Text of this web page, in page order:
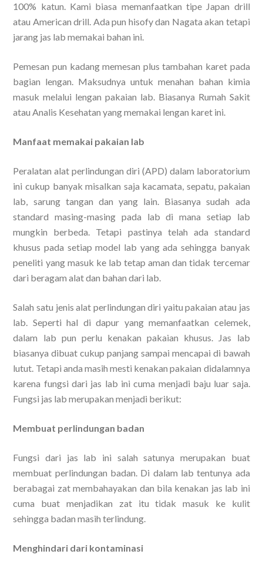
100% katun. Kami biasa memanfaatkan tipe Japan drill
atau American drill. Ada pun hisofy dan Nagata akan tetapi
jarang jas lab memakai bahan ini.
Pemesan pun kadang memesan plus tambahan karet pada
bagian lengan. Maksudnya untuk menahan bahan kimia
masuk melalui lengan pakaian lab. Biasanya Rumah Sakit
atau Analis Kesehatan yang memakai lengan karet ini.
Manfaat memakai pakaian lab
Peralatan alat perlindungan diri (APD) dalam laboratorium
ini cukup banyak misalkan saja kacamata, sepatu, pakaian
lab, sarung tangan dan yang lain. Biasanya sudah ada
standard masing-masing pada lab di mana setiap lab
mungkin berbeda. Tetapi pastinya telah ada standard
khusus pada setiap model lab yang ada sehingga banyak
peneliti yang masuk ke lab tetap aman dan tidak tercemar
dari beragam alat dan bahan dari lab.
Salah satu jenis alat perlindungan diri yaitu pakaian atau jas
lab. Seperti hal di dapur yang memanfaatkan celemek,
dalam lab pun perlu kenakan pakaian khusus. Jas lab
biasanya dibuat cukup panjang sampai mencapai di bawah
lutut. Tetapi anda masih mesti kenakan pakaian didalamnya
karena fungsi dari jas lab ini cuma menjadi baju luar saja.
Fungsi jas lab merupakan menjadi berikut:
Membuat perlindungan badan
Fungsi dari jas lab ini salah satunya merupakan buat
membuat perlindungan badan. Di dalam lab tentunya ada
berabagai zat membahayakan dan bila kenakan jas lab ini
cuma buat menjadikan zat itu tidak masuk ke kulit
sehingga badan masih terlindung.
Menghindari dari kontaminasi